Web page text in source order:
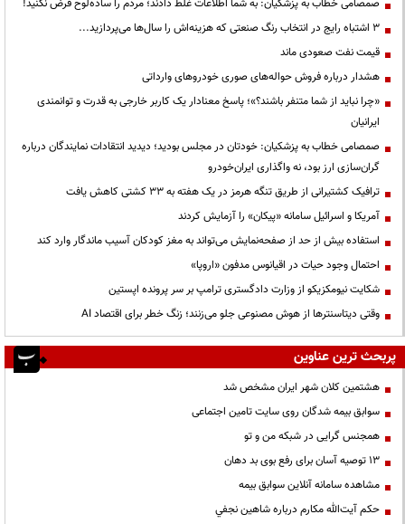
صمصامی خطاب به پزشکیان: به شما اطلاعات غلط دادند؛ مردم را ساده‌لوح فرض نکنید!
3 اشتباه رایج در انتخاب رنگ صنعتی که هزینه‌اش را سال‌ها می‌پردازید...
قیمت نفت صعودی ماند
هشدار درباره فروش حواله‌های صوری خودروهای وارداتی
«چرا نباید از شما متنفر باشند؟»؛ پاسخ معنادار یک کاربر خارجی به قدرت و توانمندی
ایرانیان
صمصامی خطاب به پزشکیان: خودتان در مجلس بودید؛ دیدید انتقادات نمایندگان درباره
گران‌سازی ارز بود، نه واگذاری ایران‌خودرو
ترافیک کشتیرانی از طریق تنگه هرمز در یک هفته به ۳۳ کشتی کاهش یافت
آمریکا و اسرائیل سامانه «پیکان» را آزمایش کردند
استفاده بیش از حد از صفحه‌نمایش می‌تواند به مغز کودکان آسیب ماندگار وارد کند
احتمال وجود حیات در اقیانوس مدفون «اروپا»
شکایت نیومکزیکو از وزارت دادگستری ترامپ بر سر پرونده اپستین
وقتی دیتاسنترها از هوش مصنوعی جلو می‌زنند؛ زنگ خطر برای اقتصاد AI
پربحث ترین عناوین
هشتمین کلان شهر ایران مشخص شد
سوابق بیمه شدگان روی سایت تامین اجتماعی
همجنس گرایی در شبکه من و تو
13 توصیه آسان برای رفع بوی بد دهان
مشاهده سامانه آنلاين سوابق بیمه
حكم آيت‌الله مكارم درباره شاهين نجفي